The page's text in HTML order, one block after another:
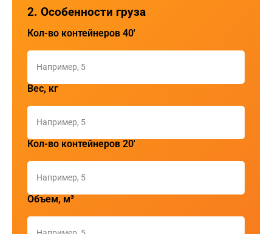
2. Особенности груза
Кол-во контейнеров 40'
Вес, кг
Кол-во контейнеров 20'
Объем, м³